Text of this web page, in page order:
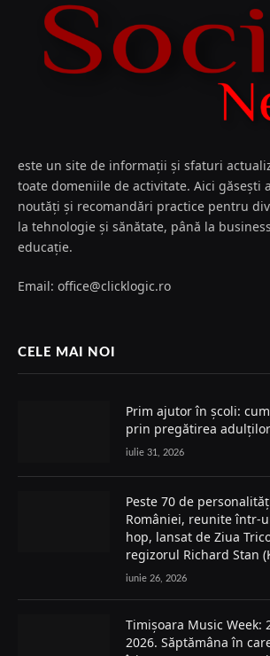
este un site de informații și sfaturi
toate domeniile de activitate. Aici găsești
noutăți și recomandări practice pentru
la tehnologie și sănătate, până la
educație.
Email: office@clicklogic.ro
CELE MAI NOI
Prim ajutor în școli:
prin pregătirea adulților
iulie 31, 2026
Peste 70 de
României, reunite într-
hop, lansat de Ziua
regizorul Richard Stan
iunie 26, 2026
Timișoara Music Week:
2026. Săptămâna în